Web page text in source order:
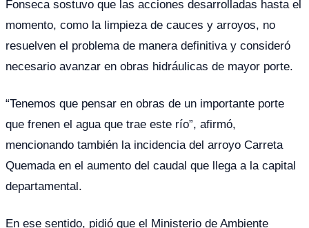
Fonseca sostuvo que las acciones desarrolladas hasta el
momento, como la limpieza de cauces y arroyos, no
resuelven el problema de manera definitiva y consideró
necesario avanzar en obras hidráulicas de mayor porte.
“Tenemos que pensar en obras de un importante porte
que frenen el agua que trae este río”, afirmó,
mencionando también la incidencia del arroyo Carreta
Quemada en el aumento del caudal que llega a la capital
departamental.
En ese sentido, pidió que el Ministerio de Ambiente